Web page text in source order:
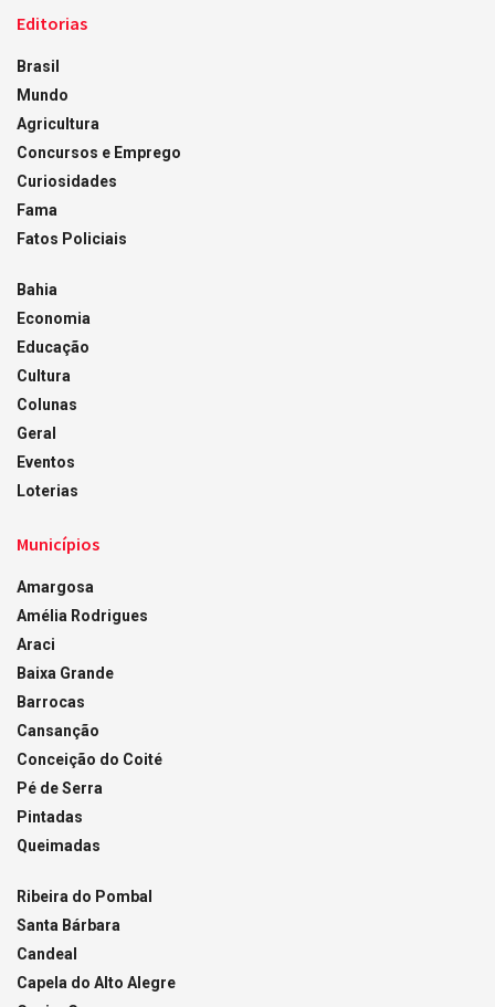
Editorias
Brasil
Mundo
Agricultura
Concursos e Emprego
Curiosidades
Fama
Fatos Policiais
Bahia
Economia
Educação
Cultura
Colunas
Geral
Eventos
Loterias
Municípios
Amargosa
Amélia Rodrigues
Araci
Baixa Grande
Barrocas
Cansanção
Conceição do Coité
Pé de Serra
Pintadas
Queimadas
Ribeira do Pombal
Santa Bárbara
Candeal
Capela do Alto Alegre